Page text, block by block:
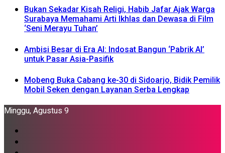
Bukan Sekadar Kisah Religi, Habib Jafar Ajak Warga
Surabaya Memahami Arti Ikhlas dan Dewasa di Film
‘Seni Merayu Tuhan’
Ambisi Besar di Era AI: Indosat Bangun ‘Pabrik AI’
untuk Pasar Asia-Pasifik
Mobeng Buka Cabang ke-30 di Sidoarjo, Bidik Pemilik
Mobil Seken dengan Layanan Serba Lengkap
Minggu, Agustus 9